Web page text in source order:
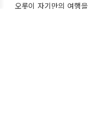
오롯이 자기만의 여행